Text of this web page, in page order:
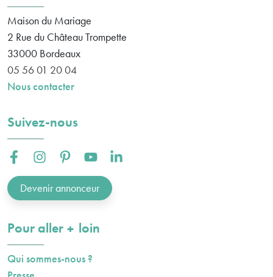
Maison du Mariage
2 Rue du Château Trompette
33000 Bordeaux
05 56 01 20 04
Nous contacter
Suivez-nous
Facebook :Instagram :Pinterest :Youtube :Linkedin :
Devenir annonceur
Pour aller plusloin
Qui sommes-nous ?